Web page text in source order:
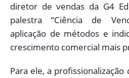
diretor de vendas da G4
palestra “Ciência de
aplicação de métodos e
crescimento comercial mais
Para ele, a